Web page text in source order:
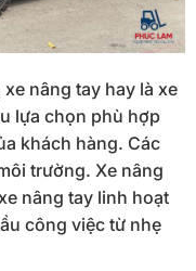
nâng tay hay là xe
lựa chọn phù hợp
khách hàng. Các
trường. Xe nâng
nâng tay linh hoạt
công việc từ nhẹ